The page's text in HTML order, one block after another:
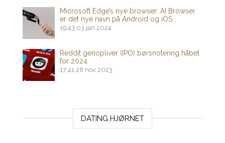
Microsoft Edge’s nye browser: AI Browser
er det nye navn på Android og iOS
19:43 03 jan 2024
Reddit genopliver (IPO) børsnotering håbet
for 2024
17:41 28 nov 2023
DATING HJØRNET